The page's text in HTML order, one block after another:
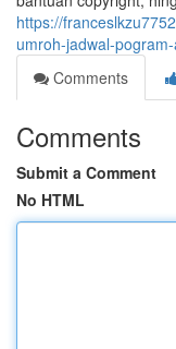
https://
umroh-jadwal-
Comments
Comments
Submit a Comment
No HTML